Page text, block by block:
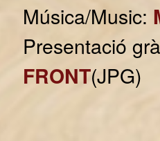
Música/Music:
Presentació
FRONT(JPG)